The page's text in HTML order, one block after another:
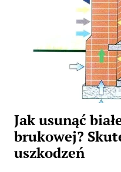
Jak usunąć
brukowej?
uszkodzeń